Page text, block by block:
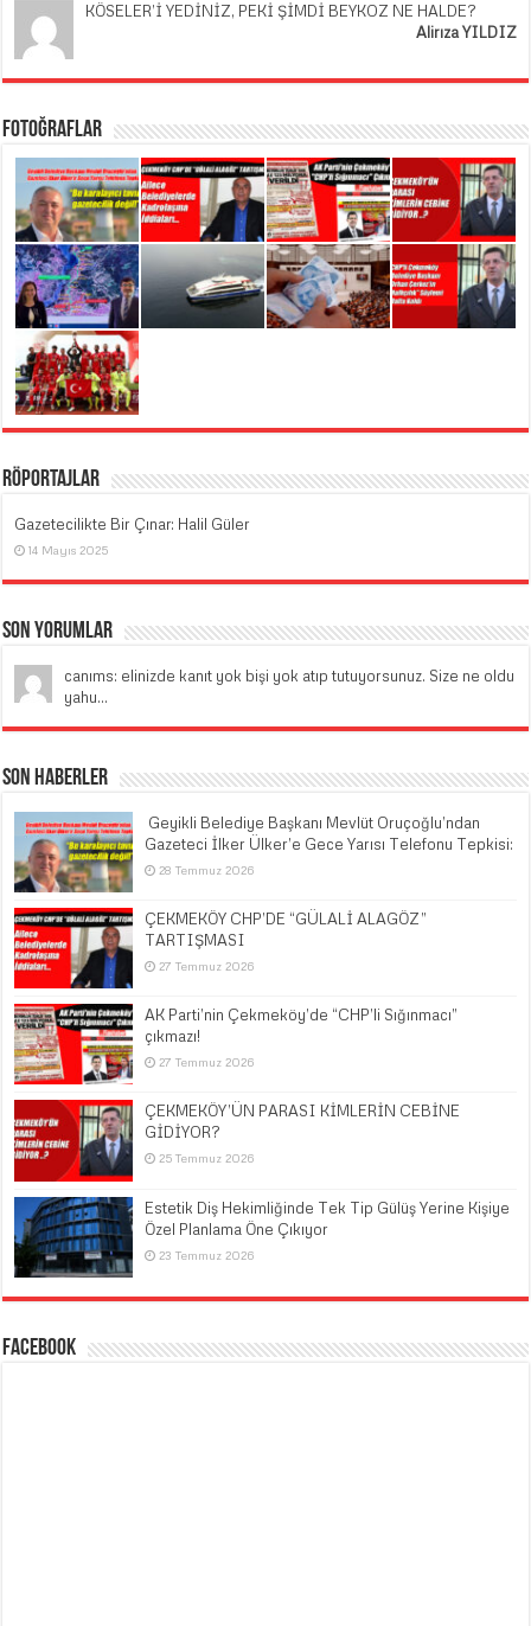
KÖSELER’İ YEDİNİZ, PEKİ ŞİMDİ BEYKOZ NE HALDE?
Alirıza YILDIZ
Fotoğraflar
Röportajlar
Gazetecilikte Bir Çınar: Halil Güler
14 Mayıs 2025
Son Yorumlar
canıms: elinizde kanıt yok bişi yok atıp tutuyorsunuz. Size ne oldu
yahu...
Son Haberler
​ Geyikli Belediye Başkanı Mevlüt Oruçoğlu’ndan
Gazeteci İlker Ülker’e Gece Yarısı Telefonu Tepkisi:
28 Temmuz 2026
ÇEKMEKÖY CHP’DE “GÜLALİ ALAGÖZ”
TARTIŞMASI
27 Temmuz 2026
AK Parti’nin Çekmeköy’de “CHP’li Sığınmacı”
çıkmazı!
27 Temmuz 2026
ÇEKMEKÖY’ÜN PARASI KİMLERİN CEBİNE
GİDİYOR?
25 Temmuz 2026
Estetik Diş Hekimliğinde Tek Tip Gülüş Yerine Kişiye
Özel Planlama Öne Çıkıyor
23 Temmuz 2026
Facebook